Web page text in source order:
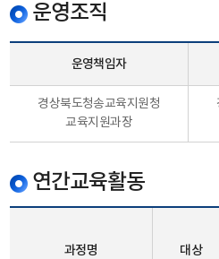
운영조직
운영책임자
경상북도청송교육지원청
교육지원과장
연간교육활동
과정명 대상